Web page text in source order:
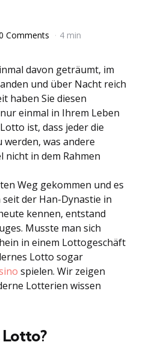
Comments 4 min
davon geträumt, im
und über Nacht reich
haben Sie diesen
einmal in Ihrem Leben
ist, dass jeder die
was andere
nicht in dem Rahmen
Weg gekommen und es
der Han-Dynastie in
kennen, entstand
Musste man sich
in einem Lottogeschäft
Lotto sogar
spielen. Wir zeigen
Lotterien wissen